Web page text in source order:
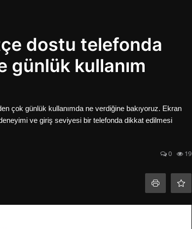
dostu telefonda
günlük kullanım
çok günlük kullanımda ne verdiğine bakıyoruz. Ekran
deneyimi ve giriş seviyesi bir telefonda dikkat edilmesi
0 19